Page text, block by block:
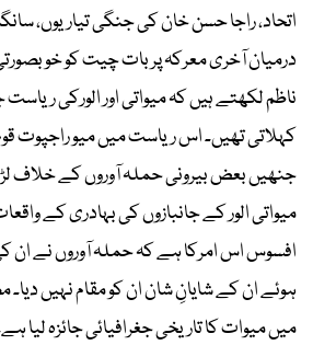
اتحاد، راجا حسن خان کی جنگی تیاریوں،
درمیان آخری معرکہ پر بات چیت کو
ناظم لکھتے ہیں کہ میواتی اور الورکی
کہلاتی تھیں۔ اس ریاست میں میو راجپوت
جنھیں بعض بیرونی حملہ آوروں کے خلاف
میواتی الور کے جانبازوں کی بہادری کے
افسوس اس امرکا ہے کہ حملہ آوروں نے ان
ہوئے ان کے شایانِ شان ان کو مقام نہیں
میں میوات کا تاریخی جغرافیائی جائزہ لیا